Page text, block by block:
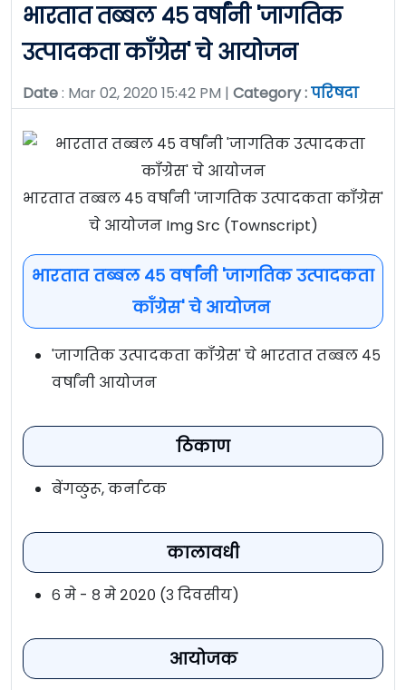
भारतात तब्बल ४५ वर्षांनी 'जागतिक
उत्पादकता कॉंग्रेस' चे आयोजन
Date: Mar 02, 2020 15:42 PM | Category :परिषदा
भारतात तब्बल ४५ वर्षांनी 'जागतिक उत्पादकता कॉंग्रेस'
चे आयोजन Img Src (Townscript)
भारतात तब्बल ४५ वर्षांनी 'जागतिक उत्पादकता
कॉंग्रेस' चे आयोजन
'जागतिक उत्पादकता कॉंग्रेस' चे भारतात तब्बल ४५
वर्षांनी आयोजन
ठिकाण
बेंगळुरू, कर्नाटक
कालावधी
६ मे - ८ मे २०२० (३ दिवसीय)
आयोजक